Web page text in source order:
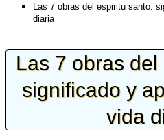
Las 7 obras del espiritu santo:
diaria
Las 7 obras
significado y
vida